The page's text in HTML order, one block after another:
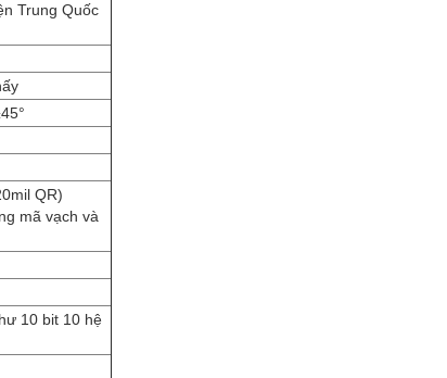
Trung Quốc
45°
QR)
mã vạch và
10 bit 10 hệ